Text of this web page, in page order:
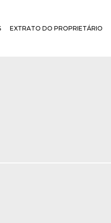
EXTRATO DO PROPRIETÁRIO